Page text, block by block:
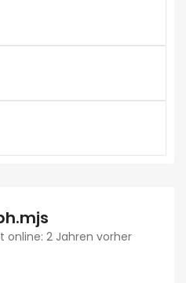
online: 2 Jahren vorher